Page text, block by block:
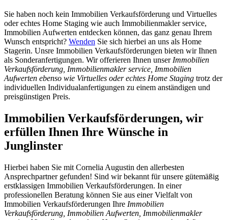
Sie haben noch kein Immobilien Verkaufsförderung und Virtuelles
oder echtes Home Staging wie auch Immobilienmakler service,
Immobilien Aufwerten entdecken können, das ganz genau Ihrem
Wunsch entspricht? Wenden Sie sich hierbei an uns als Home
Stagerin. Unsre Immobilien Verkaufsförderungen bieten wir Ihnen
als Sonderanfertigungen. Wir offerieren Ihnen unserImmobilien
Verkaufsförderung, Immobilienmakler service, Immobilien
Aufwerten ebenso wie Virtuelles oder echtes Home Staging trotz der
individuellen Individualanfertigungen zu einem anständigen und
preisgünstigen Preis.
Immobilien Verkaufsförderungen, wir
erfüllen Ihnen Ihre Wünsche in
Junglinster
Hierbei haben Sie mit Cornelia Augustin den allerbesten
Ansprechpartner gefunden! Sind wir bekannt für unsere gütemäßig
erstklassigen Immobilien Verkaufsförderungen. In einer
professionellen Beratung können Sie aus einer Vielfalt von
Immobilien Verkaufsförderungen Ihre Immobilien
Verkaufsförderung, Immobilien Aufwerten, Immobilienmakler